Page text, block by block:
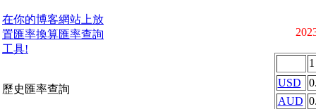
在你的博客網站上放
置匯率換算匯率查詢
工具!
歷史匯率查詢
USD
AUD